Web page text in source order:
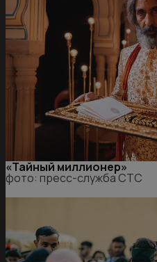
«Тайный миллионер»
фото: пресс-служба СТС